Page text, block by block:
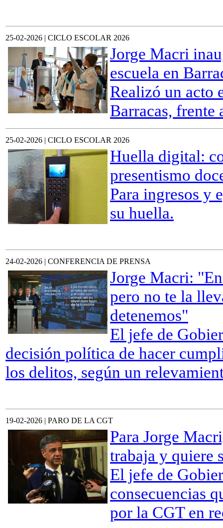
25-02-2026 | CICLO ESCOLAR 2026
Jorge Macri
escuela en
Realizó un acto
Barracas, frente
25-02-2026 | CICLO ESCOLAR 2026
Huella digital:
presentismo
Para ingresos y
su huella.
24-02-2026 | CONFERENCIA DE PRENSA
Jorge Macri:
pero no te la
detenemos"
El jefe de
decisión política de hacer
los delitos, según un
19-02-2026 | PARO DE LA CGT
Para Jorge
trabaja y quiere
El jefe de
consecuencias
por la CGT en